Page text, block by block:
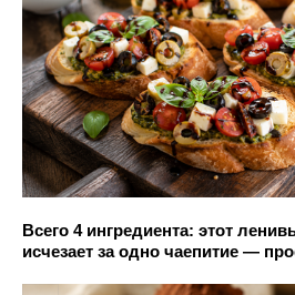
Всего 4 ингредиента: этот
исчезает за одно чаепитие —